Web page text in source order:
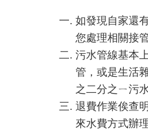
如發現自家還
您處理相關接
污水管線基本
管，或是生活
之二分之ㄧ污
退費作業俟查
來水費方式辦理